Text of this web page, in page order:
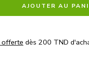
AJOUTER AU
offerte dès 200 TND